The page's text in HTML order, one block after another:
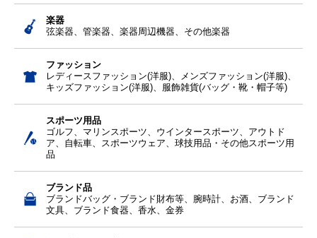
楽器
弦楽器、管楽器、楽器周辺機器、その他楽器
ファッション
レディースファッション(洋服)、メンズファッション(洋服)、
キッズファッション(洋服)、服飾雑貨(バッグ・靴・帽子等)
スポーツ用品
ゴルフ、マリンスポーツ、ウインタースポーツ、アウトド
ア、自転車、スポーツウェア、球技用品・その他スポーツ用
品
ブランド品
ブランドバッグ・ブランド財布等、腕時計、お酒、ブランド
文具、ブランド食器、香水、金券